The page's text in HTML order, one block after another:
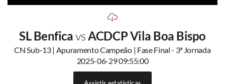
SL BenficavsACDCP Vila Boa Bispo
CN Sub-13 | Apuramento Campeão | Fase Final - 3ª Jornada
2025-06-29 09:55:00